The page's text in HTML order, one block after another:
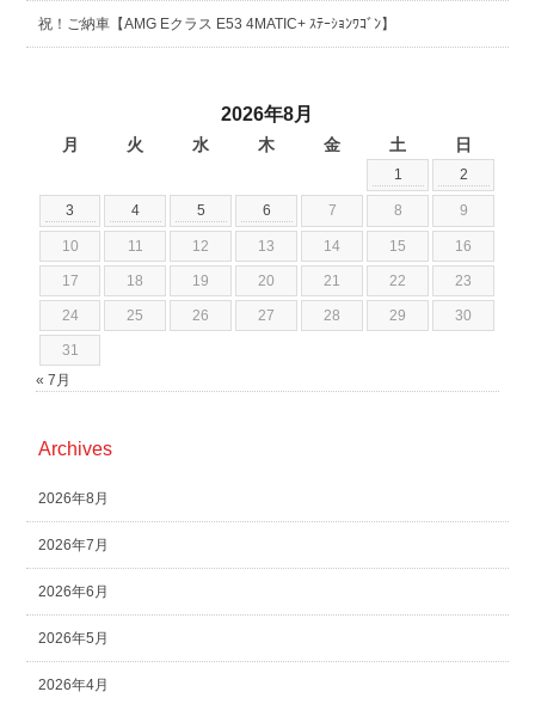
祝！ご納車【AMG Eクラス E53 4MATIC+ ｽﾃｰｼｮﾝﾜｺﾞﾝ】
2026年8月
月 火 水 木 金 土 日
1 2
3 4 5 6 7 8 9
10 11 12 13 14 15 16
17 18 19 20 21 22 23
24 25 26 27 28 29 30
31
« 7月
Archives
2026年8月
2026年7月
2026年6月
2026年5月
2026年4月